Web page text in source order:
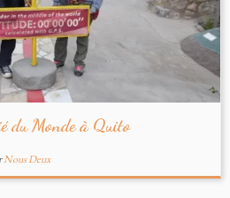
du Monde à Quito
Nous Deux